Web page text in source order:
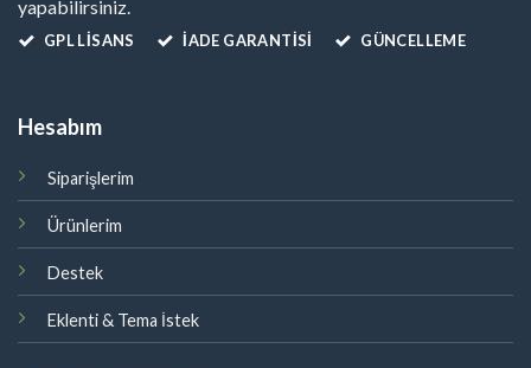
yapabilirsiniz.
GPL LISANS İADE GARANTİSİ GÜNCELLEME
Hesabım
Siparişlerim
Ürünlerim
Destek
Eklenti & Tema İstek